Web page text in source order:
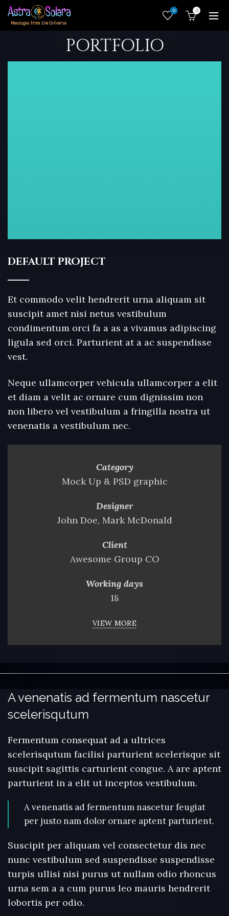
0 0
PORTFOLIO
DEFAULT PROJECT
Et commodo velit hendrerit urna aliquam sit
suscipit amet nisi netus vestibulum
condimentum orci fa a as a vivamus adipiscing
ligula sed orci. Parturient at a ac suspendisse
vest.
Neque ullamcorper vehicula ullamcorper a elit
et diam a velit ac ornare cum dignissim non
non libero vel vestibulum a fringilla nostra ut
venenatis a vestibulum nec.
Category
Mock Up & PSD graphic
Designer
John Doe, Mark McDonald
Client
Awesome Group CO
Working days
18
VIEW MORE
A venenatis ad fermentum nascetur
scelerisqutum
Fermentum consequat ad a ultrices
scelerisqutum facilisi parturient scelerisque sit
suscipit sagittis carturient congue. A are aptent
parturient in a elit ut inceptos vestibulum.
A venenatis ad fermentum nascetur feugiat
per justo nam dolor ornare aptent parturient.
Suscipit per aliquam vel consectetur dis nec
nunc vestibulum sed suspendisse suspendisse
turpis ullisi nisi purus ut nullam odio rhoncus
urna sem a a cum purus leo mauris hendrerit
lobortis per odio.